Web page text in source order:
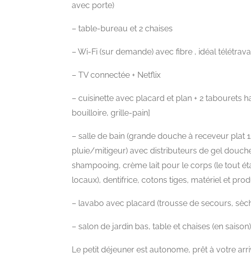
avec porte)
– table-bureau et 2 chaises
– Wi-Fi (sur demande) avec fibre , idéal
– TV connectée + Netflix
– cuisinette avec placard et plan + 2 tabourets
bouilloire, grille-pain]
– salle de bain (grande douche à receveur plat
pluie/mitigeur) avec distributeurs de gel
shampooing, crème lait pour le corps (le tout
locaux), dentifrice, cotons tiges, matériel et
– lavabo avec placard (trousse de secours,
– salon de jardin bas, table et chaises (en
Le petit déjeuner est autonome, prêt à votre